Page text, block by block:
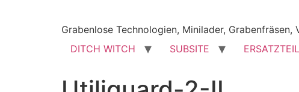
Grabenlose Technologien, Minilader,
DITCH WITCH
SUBSITE